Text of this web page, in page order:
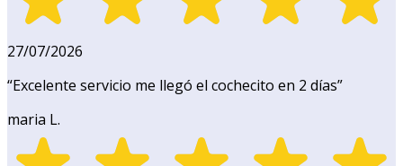
27/07/2026
“Excelente servicio me llegó el cochecito en 2 días”
maria L.